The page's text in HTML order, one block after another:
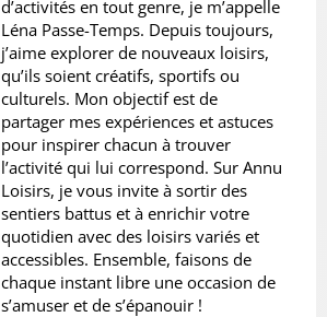
d’activités en tout genre, je m’appelle
Léna Passe-Temps. Depuis toujours,
j’aime explorer de nouveaux loisirs,
qu’ils soient créatifs, sportifs ou
culturels. Mon objectif est de
partager mes expériences et astuces
pour inspirer chacun à trouver
l’activité qui lui correspond. Sur Annu
Loisirs, je vous invite à sortir des
sentiers battus et à enrichir votre
quotidien avec des loisirs variés et
accessibles. Ensemble, faisons de
chaque instant libre une occasion de
s’amuser et de s’épanouir !